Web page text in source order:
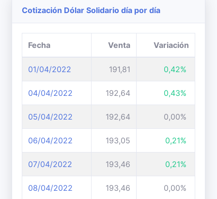
Cotización Dólar Solidario día por día
Fecha Venta Variación
01/04/2022 191,81 0,42%
04/04/2022 192,64 0,43%
05/04/2022 192,64 0,00%
06/04/2022 193,05 0,21%
07/04/2022 193,46 0,21%
08/04/2022 193,46 0,00%